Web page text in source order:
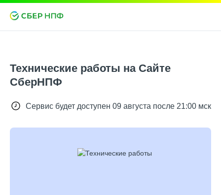
Технические работы на Сайте
СберНПФ
Сервис будет доступен 09 августа после 21:00 мск